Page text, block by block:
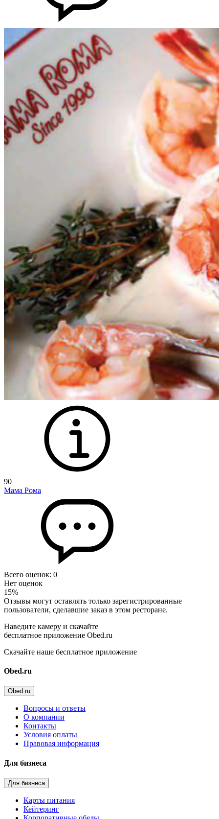
90
Мама Рома
Всего оценок: 0
Нет оценок
15%
Отзывы могут оставлять только зарегистрированные
пользователи, сделавшие заказ в этом ресторане.
Наведите камеру и скачайте
бесплатное приложение Obed.ru
Скачайте наше бесплатное приложение
Obed.ru
Obed.ru
Вопросы и ответы
О компании
Контакты
Условия оплаты
Правовая информация
Для бизнеса
Для бизнеса
Карты питания
Кейтеринг